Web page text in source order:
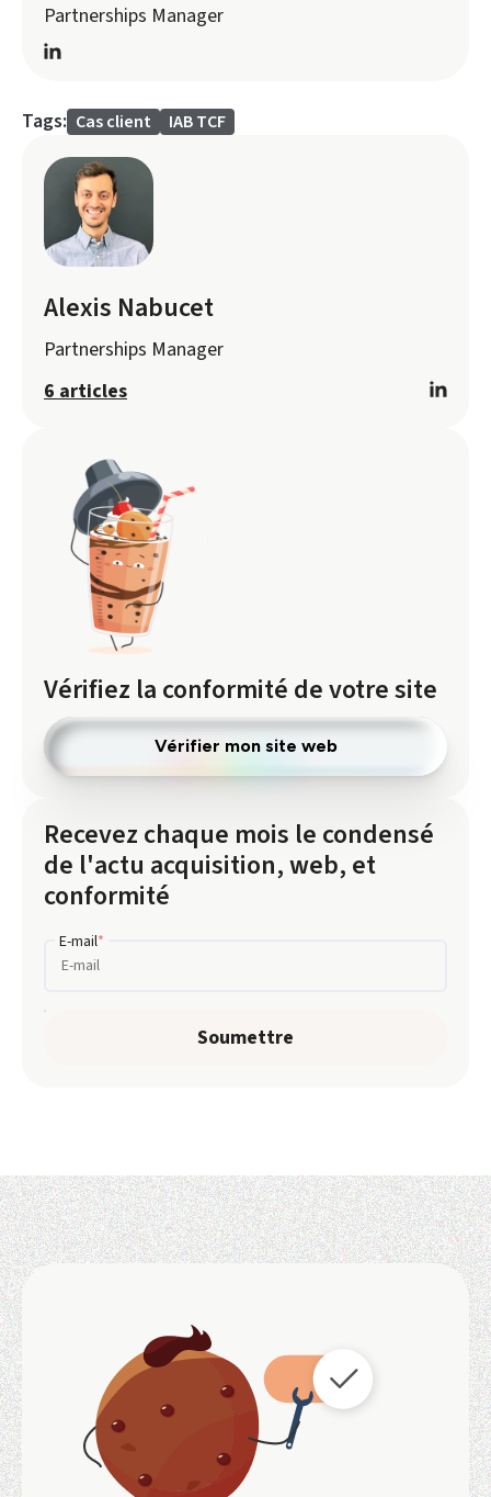
Partnerships Manager
Tags: Cas client IAB TCF
Alexis Nabucet
Partnerships Manager
6 articles
Vérifiez la conformité de votre site
Vérifier mon site web
Recevez chaque mois le condensé
de l'actu acquisition, web, et
conformité
E-mail*